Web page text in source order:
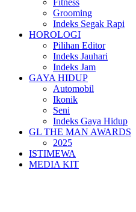
Fitness
Grooming
Indeks Segak Rapi
HOROLOGI
Pilihan Editor
Indeks Jauhari
Indeks Jam
GAYA HIDUP
Automobil
Ikonik
Seni
Indeks Gaya Hidup
GL THE MAN AWARDS
2025
ISTIMEWA
MEDIA KIT